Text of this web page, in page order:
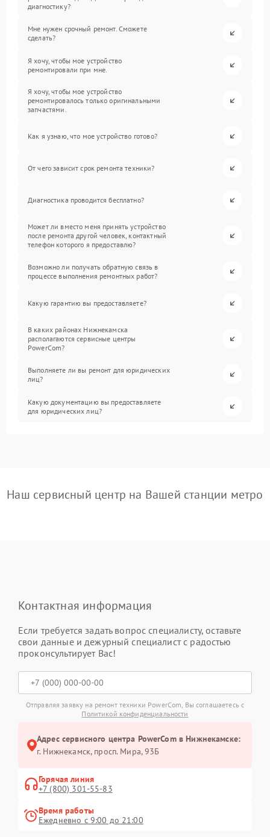
диагностику?
Мне нужен срочный ремонт. Сможете
сделать?
Я хочу, чтобы мое устройство
ремонтировали при мне.
Я хочу, чтобы мое устройство
ремонтировалось только оригинальными
запчастями.
Как я узнаю, что мое устройство готово?
От чего зависит срок ремонта техники?
Диагностика проводится бесплатно?
Может ли вместо меня принять устройство
после ремонта другой человек, контактный
телефон которого я предоставлю?
Возможно ли получать обратную связь в
процессе выполнения ремонтных работ?
Какую гарантию вы предоставляете?
В каких районах Нижнекамска
располагаются сервисные центры
PowerCom?
Выполняете ли вы ремонт для юридических
лиц?
Какую документацию вы предоставляете
для юридических лиц?
Наш сервисный центр на Вашей станции метро
Контактная информация
Если требуется задать вопрос специалисту, оставьте
свои данные и дежурный специалист с радостью
проконсультирует Вас!
Отправляя заявку на ремонт техники PowerCom, Вы соглашаетесь с
Политикой конфиденциальности
Адрес сервисного центра PowerCom в Нижнекамске:
г. Нижнекамск, просп. Мира, 93Б
Горячая линия
+7 (800) 301-55-83
Время работы
Ежедневно с 9:00 до 21:00